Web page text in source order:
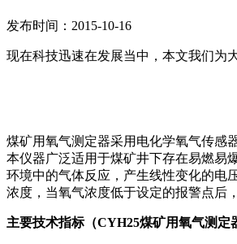
发布时间：2015-10-16
现在科技迅速在发展当中，本文我们为
煤矿用氧气测定器采用电化学氧气传感
本仪器广泛适用于煤矿井下存在易燃易
环境中的气体反应，产生线性变化的电
浓度，当氧气浓度低于设定的报警点后
主要技术指标（CYH25煤矿用氧气测定